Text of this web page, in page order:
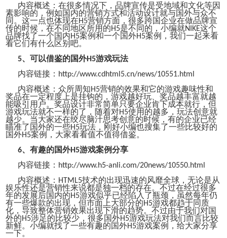
内容概述：在很多情况下，品牌宣传是受地域和文化等因
素影响的，例如国内的营销方式和活动设计就与国外与众不
同。这一点也体现在H5营销方面，很多跨国企业在做品牌宣
传的时候，在不同地区所用的H5是不同的，小编就NIKE这个
品牌找了一个国内H5案例和一个国外H5案例 ，我们一起来看
看它们有什么区别吧。
5、可以借鉴的国外H5游戏玩法
内容链接： http://www.cdhtml5.cn/news/10551.html
内容概述：众所周知H5营销的效果和它的游戏趣味性和
奖品在一定程度上是挂钩的，游戏越好玩、奖品越丰富就越
能吸引用户。奖品设计非常简单只要企业肯下成本就行，但
游戏玩法就不一样的了，随着对H5使用的越多，玩法创意就
越少。当大家还在绞尽脑汁思考创意的时候，有的企业已经
瞄准了国外的一些H5玩法，刚好小编也搜集了一些比较好的
国外H5案例 ，大家看看值不值得借鉴。
6、有趣的国外H5游戏案例分享
内容链接： http://www.h5-anli.com/20news/10550.html
内容概述： HTML5技术的出现迅速的风靡全球，无论是从
娱乐性还是营销性来说都是独一档的存在。不过在经过很多
年的发展后国内的H5游戏似乎已经陷入了瓶颈，虽然每年仍
有一些爆款的出现，但市面上大部分的H5游戏都趋于同质
化，导致整体营销效果出现下滑的趋势。不过由于我们对国
外的H5涉足的比较少，很多国外H5游戏玩法对我们而言比较
新鲜。小编就找了一些有趣的国外H5游戏案例 ，给大家分享
一下。